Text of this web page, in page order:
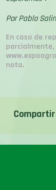
Por Pablo
En caso de
nota.
Compartir